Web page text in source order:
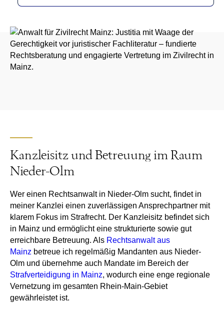
Kanzleisitz und Betreuung im Raum
Nieder-Olm
Wer einen Rechtsanwalt in Nieder-Olm sucht, findet in
meiner Kanzlei einen zuverlässigen Ansprechpartner mit
klarem Fokus im Strafrecht. Der Kanzleisitz befindet sich
in Mainz und ermöglicht eine strukturierte sowie gut
erreichbare Betreuung. Als Rechtsanwalt aus
Mainz betreue ich regelmäßig Mandanten aus Nieder-
Olm und übernehme auch Mandate im Bereich der
Strafverteidigung in Mainz, wodurch eine enge regionale
Vernetzung im gesamten Rhein-Main-Gebiet
gewährleistet ist.